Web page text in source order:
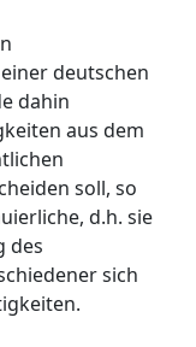
deutschen
dahin
aus dem
soll, so
d.h. sie
des
sich